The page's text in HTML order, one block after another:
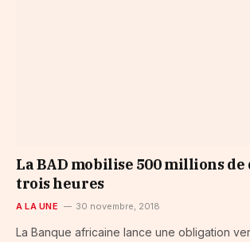
La BAD mobilise 500 millions
trois heures
A LA UNE 30 novembre, 2018
La Banque africaine lance une obligation